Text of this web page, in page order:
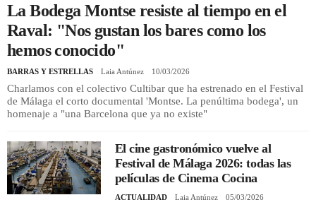
INICIAR SESIÓN
La Bodega Montse resiste al tiempo en el
Raval: "Nos gustan los bares como los
hemos conocido"
BARRAS Y ESTRELLAS Laia Antúnez 10/03/2026
Charlamos con el colectivo Cultibar que ha estrenado en el Festival
de Málaga el corto documental 'Montse. La penúltima bodega', un
homenaje a "una Barcelona que ya no existe"
El cine gastronómico vuelve al
Festival de Málaga 2026: todas las
películas de Cinema Cocina
ACTUALIDAD Laia Antúnez 05/03/2026